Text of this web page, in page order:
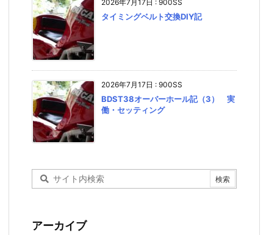
2026年7月17日 : 900SS
タイミングベルト交換DIY記
2026年7月17日 : 900SS
BDST38オーバーホール記（3） 実
働・セッティング
アーカイブ